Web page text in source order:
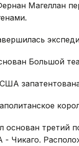
Магеллан
Большой
основан третий
Чикаго.